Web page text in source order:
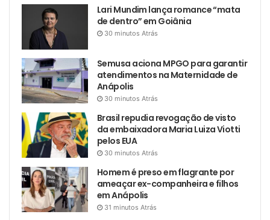
Lari Mundim lança romance “mata
de dentro” em Goiânia
30 minutos Atrás
Semusa aciona MPGO para garantir
atendimentos na Maternidade de
Anápolis
30 minutos Atrás
Brasil repudia revogação de visto
da embaixadora Maria Luiza Viotti
pelos EUA
30 minutos Atrás
Homem é preso em flagrante por
ameaçar ex-companheira e filhos
em Anápolis
31 minutos Atrás